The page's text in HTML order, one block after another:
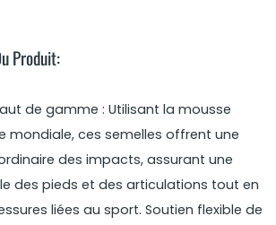
Produit:
de gamme : Utilisant la mousse
mondiale, ces semelles offrent une
des impacts, assurant une
des pieds et des articulations tout en
liées au sport. Soutien flexible de